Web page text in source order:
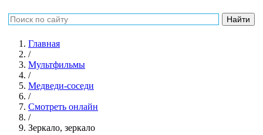
Главная
/
Мультфильмы
/
Медведи-соседи
/
Смотреть онлайн
/
Зеркало, зеркало